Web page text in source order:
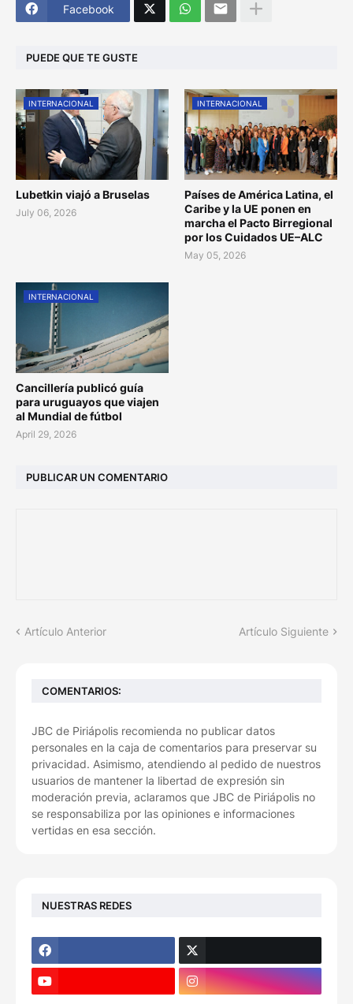
Facebook
PUEDE QUE TE GUSTE
INTERNACIONAL
Lubetkin viajó a Bruselas
July 06, 2026
INTERNACIONAL
Países de América Latina, el
Caribe y la UE ponen en
marcha el Pacto Birregional
por los Cuidados UE–ALC
May 05, 2026
INTERNACIONAL
Cancillería publicó guía
para uruguayos que viajen
al Mundial de fútbol
April 29, 2026
PUBLICAR UN COMENTARIO
Artículo Anterior Artículo Siguiente
COMENTARIOS:
JBC de Piriápolis recomienda no publicar datos
personales en la caja de comentarios para preservar su
privacidad. Asimismo, atendiendo al pedido de nuestros
usuarios de mantener la libertad de expresión sin
moderación previa, aclaramos que JBC de Piriápolis no
se responsabiliza por las opiniones e informaciones
vertidas en esa sección.
NUESTRAS REDES